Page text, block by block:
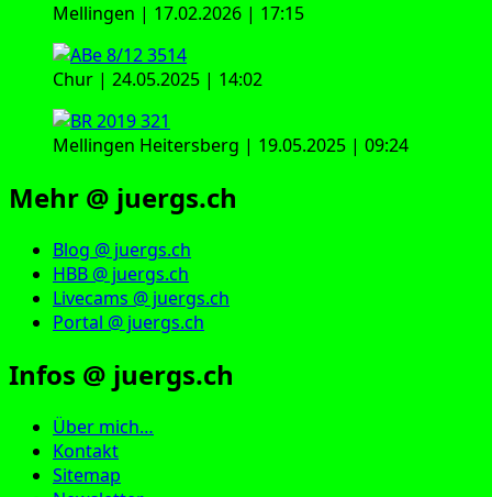
Mellingen | 17.02.2026 | 17:15
Chur | 24.05.2025 | 14:02
Mellingen Heitersberg | 19.05.2025 | 09:24
Mehr @ juergs.ch
Blog @ juergs.ch
HBB @ juergs.ch
Livecams @ juergs.ch
Portal @ juergs.ch
Infos @ juergs.ch
Über mich…
Kontakt
Sitemap